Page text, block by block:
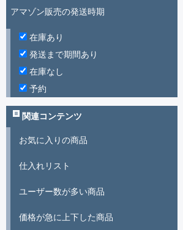
アマゾン販売の発送時期
在庫あり
発送まで期間あり
在庫なし
予約
関連コンテンツ
お気に入りの商品
仕入れリスト
ユーザー数が多い商品
価格が急に上下した商品